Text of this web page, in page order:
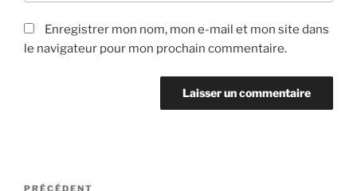
Enregistrer mon nom, mon e-mail et mon site dans
le navigateur pour mon prochain commentaire.
Navigation
PRÉCÉDENT